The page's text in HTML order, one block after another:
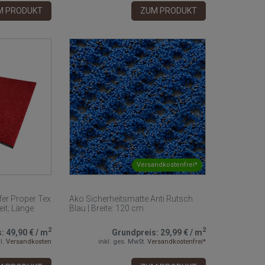
PRODUKT ZUM PRODUKT
Proper Tex
Länge
49,90 €/ m2
Versandkosten
Versandkostenfrei*
Ako Sicherheitsmatte Anti Rutsch
Blau | Breite: 120 cm
Grundpreis: 29,99 €/ m2
inkl. ges. MwSt. Versandkostenfrei*